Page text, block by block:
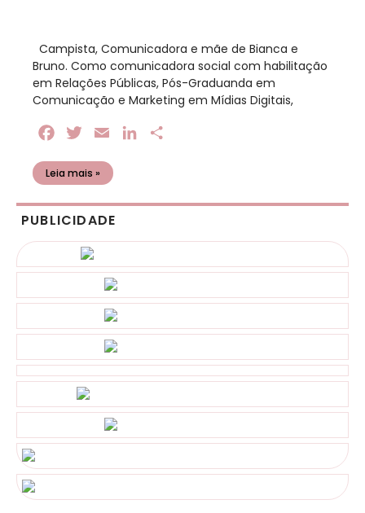
​ Campista, Comunicadora e mãe de Bianca e
Bruno. Como comunicadora social com habilitação
em Relações Públicas, Pós-Graduanda em
Comunicação e Marketing em Mídias Digitais,
FacebookTwitterEmail LinkedIn
Leia mais »
PUBLICIDADE